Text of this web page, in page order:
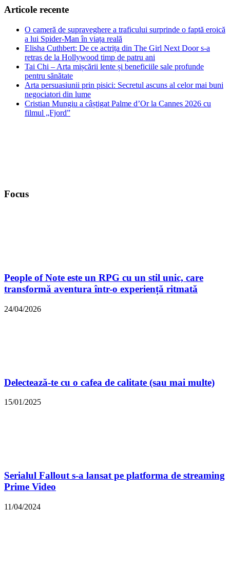
Articole recente
O cameră de supraveghere a traficului surprinde o faptă eroică
a lui Spider-Man în viața reală
Elisha Cuthbert: De ce actrița din The Girl Next Door s‑a
retras de la Hollywood timp de patru ani
Tai Chi – Arta mișcării lente și beneficiile sale profunde
pentru sănătate
Arta persuasiunii prin pisici: Secretul ascuns al celor mai buni
negociatori din lume
Cristian Mungiu a câștigat Palme d’Or la Cannes 2026 cu
filmul „Fjord”
Focus
People of Note este un RPG cu un stil unic, care
transformă aventura într-o experiență ritmată
24/04/2026
Delectează-te cu o cafea de calitate (sau mai multe)
15/01/2025
Serialul Fallout s-a lansat pe platforma de streaming
Prime Video
11/04/2024